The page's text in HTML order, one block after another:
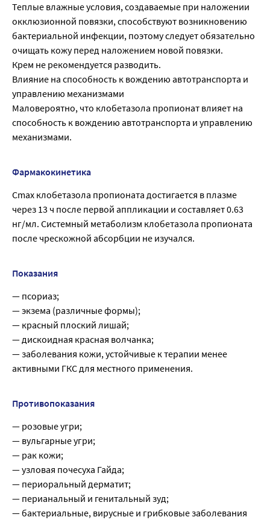
Теплые влажные условия, создаваемые при наложении
окклюзионной повязки, способствуют возникновению
бактериальной инфекции, поэтому следует обязательно
очищать кожу перед наложением новой повязки.
Крем не рекомендуется разводить.
Влияние на способность к вождению автотранспорта и
управлению механизмами
Маловероятно, что клобетазола пропионат влияет на
способность к вождению автотранспорта и управлению
механизмами.
Фармакокинетика
Cmax клобетазола пропионата достигается в плазме
через 13 ч после первой аппликации и составляет 0.63
нг/мл. Системный метаболизм клобетазола пропионата
после чрескожной абсорбции не изучался.
Показания
— псориаз;
— экзема (различные формы);
— красный плоский лишай;
— дискоидная красная волчанка;
— заболевания кожи, устойчивые к терапии менее
активными ГКС для местного применения.
Противопоказания
— розовые угри;
— вульгарные угри;
— рак кожи;
— узловая почесуха Гайда;
— периоральный дерматит;
— перианальный и генитальный зуд;
— бактериальные, вирусные и грибковые заболевания